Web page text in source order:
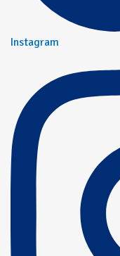
Instagram